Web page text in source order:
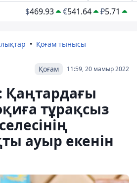
$469.93 €541.64 ₽5.71
Қоғам тынысы
11:59, 20 мамыр 2022
Қоғам
Қаңтардағы
тұрақсыз
ауыр екенін